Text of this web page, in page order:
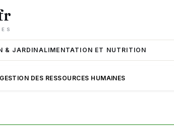
& JARDINALIMENTATION ET NUTRITION
DES RESSOURCES HUMAINES